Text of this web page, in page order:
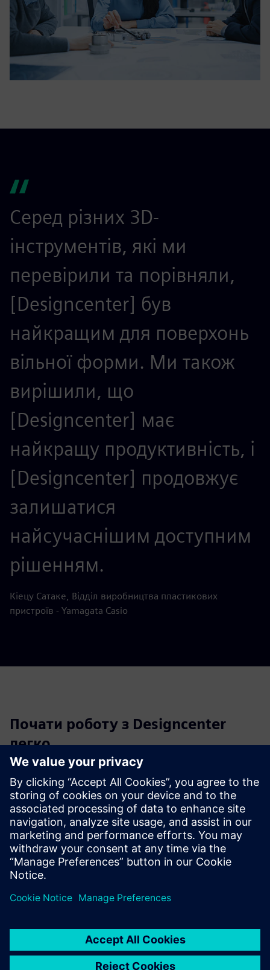
Серед різних 3D-
інструментів, які ми
перевірили та порівняли,
[Designcenter] був
найкращим для поверхонь
вільної форми. Ми також
вирішили, що
[Designcenter] має
найкращу продуктивність, і
[Designcenter] продовжує
залишатися
найсучаснішим доступним
рішенням.
Кіецу Сатаке, Відділ виробництва пластикових
пристроїв - Yamagata Casio
Почати роботу з Designcenter
легко
Вибирайте з чотирьох гнучких,
Designcenter Xякі забезпечують всю необхідну
високопродуктивну конструктивну потужність.
Якщо у вас виникли запитання щодо продукту,
зверніться до Центру підтримки таСпільнота
дизайнерського центрузавжди лише один клік, щоб
допомогти.
Придбати зараз